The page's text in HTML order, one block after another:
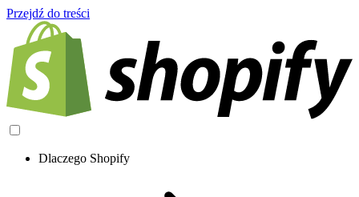
Przejdź do treści
Dlaczego Shopify